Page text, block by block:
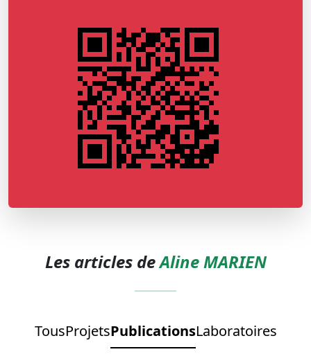
Les articles deAline MARIEN
TousProjetsPublicationsLaboratoires